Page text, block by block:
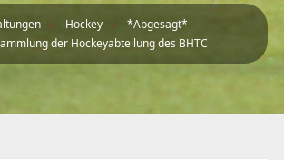
Hockey
*Abgesagt*
der Hockeyabteilung des BHTC